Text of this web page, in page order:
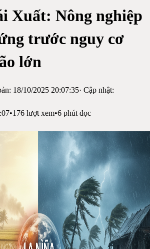
Xuất: Nông nghiệp
trước nguy cơ
lớn
18/10/2025 20:07:35· Cập nhật:
•176 lượt xem•6 phút đọc